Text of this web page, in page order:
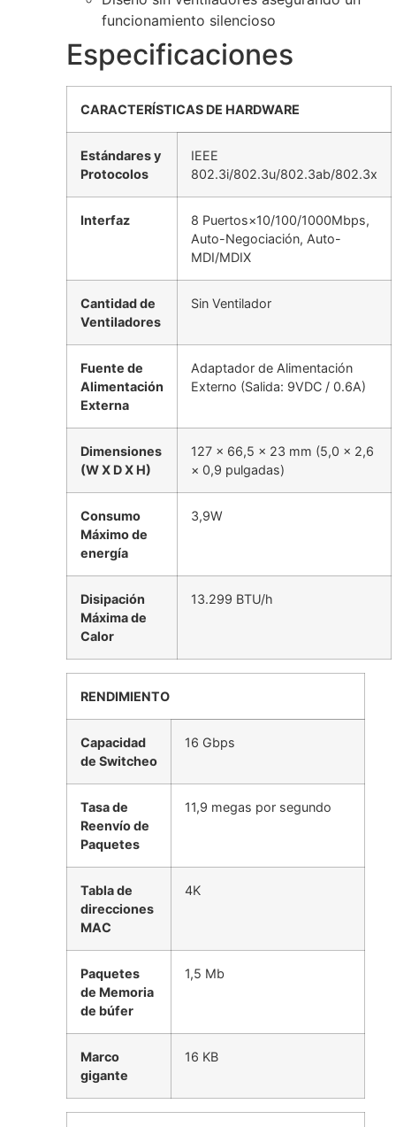
funcionamiento silencioso
Especificaciones
CARACTERÍSTICAS DE HARDWARE
Estándares y
Protocolos
IEEE
802.3i/802.3u/802.3ab/802.3x
Interfaz
8 Puertos×10/100/1000Mbps,
Auto-Negociación, Auto-
MDI/MDIX
Cantidad de
Ventiladores
Sin Ventilador
Fuente de
Alimentación
Externa
Adaptador de Alimentación
Externo (Salida: 9VDC / 0.6A)
Dimensiones
(W X D X H)
127 × 66,5 × 23 mm (5,0 × 2,6
× 0,9 pulgadas)
Consumo
Máximo de
energía
3,9W
Disipación
Máxima de
Calor
13.299 BTU/h
RENDIMIENTO
Capacidad
de Switcheo
16 Gbps
Tasa de
Reenvío de
Paquetes
11,9 megas por segundo
Tabla de
direcciones
MAC
4K
Paquetes
de Memoria
de búfer
1,5 Mb
Marco
gigante
16 KB